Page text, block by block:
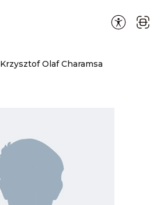
Krzysztof Olaf Charamsa